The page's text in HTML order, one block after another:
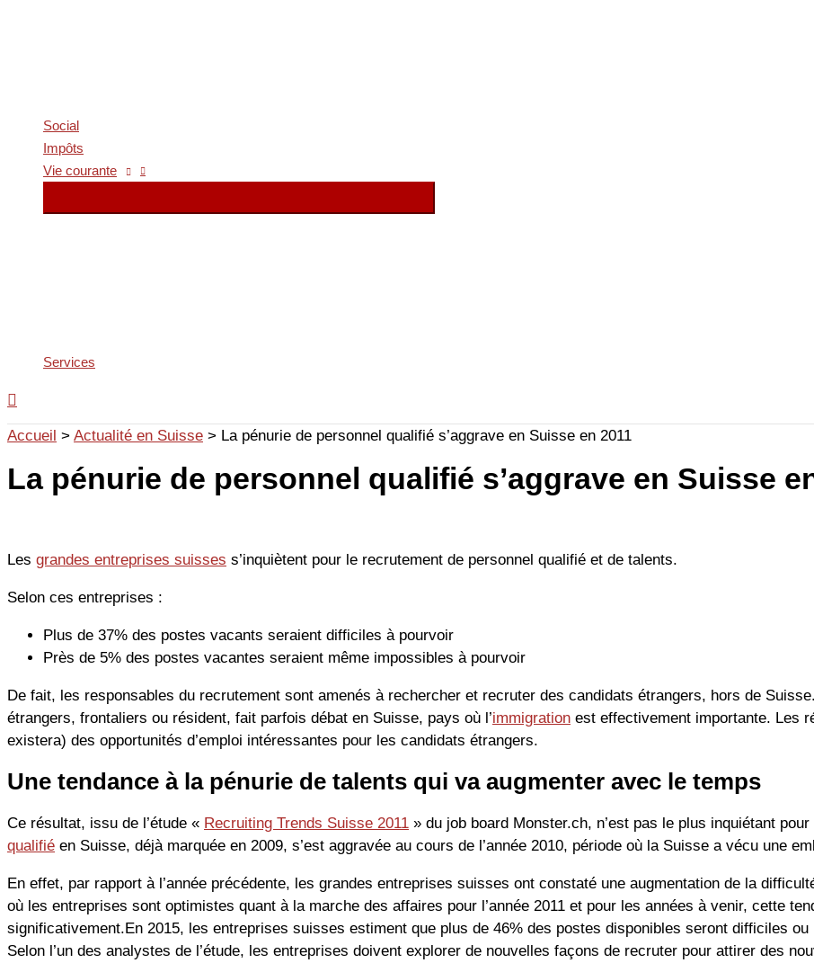
Social
Impôts
Vie courante
Services
Accueil > Actualité en Suisse > La pénurie de personnel qualifié s’aggrave en Suisse en 2011
La pénurie de personnel qualifié s’aggrave en Suisse
Les grandes entreprises suisses s’inquiètent pour le recrutement de personnel qualifié et de talents.
Selon ces entreprises :
Plus de 37% des postes vacants seraient difficiles à pourvoir
Près de 5% des postes vacantes seraient même impossibles à pourvoir
De fait, les responsables du recrutement sont amenés à rechercher et recruter des candidats étrangers, hors de
étrangers, frontaliers ou résident, fait parfois débat en Suisse, pays où l’immigration est effectivement importante. Les
existera) des opportunités d’emploi intéressantes pour les candidats étrangers.
Une tendance à la pénurie de talents qui va augmenter avec le temps
Ce résultat, issu de l’étude « Recruiting Trends Suisse 2011 » du job board Monster.ch, n’est pas le plus inquiétant
qualifié en Suisse, déjà marquée en 2009, s’est aggravée au cours de l’année 2010, période où la Suisse a vécu une
En effet, par rapport à l’année précédente, les grandes entreprises suisses ont constaté une augmentation de la
où les entreprises sont optimistes quant à la marche des affaires pour l’année 2011 et pour les années à venir, cette
significativement.En 2015, les entreprises suisses estiment que plus de 46% des postes disponibles seront difficiles ou
Selon l’un des analystes de l’étude, les entreprises doivent explorer de nouvelles façons de recruter pour attirer des